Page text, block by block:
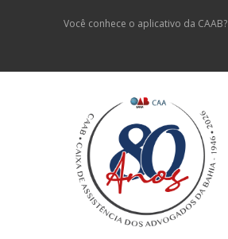
Você conhece o aplicativo da CAAB?